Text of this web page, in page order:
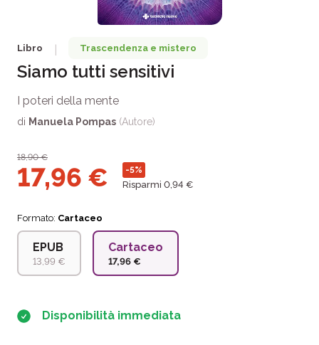
Libro Trascendenza e mistero
Siamo tutti sensitivi
I poteri della mente
di Manuela Pompas (Autore)
18,90€
17,96 € -5%
Risparmi 0,94 €
Formato: Cartaceo
EPUB
13,99 €
Cartaceo
17,96 €
Disponibilità immediata